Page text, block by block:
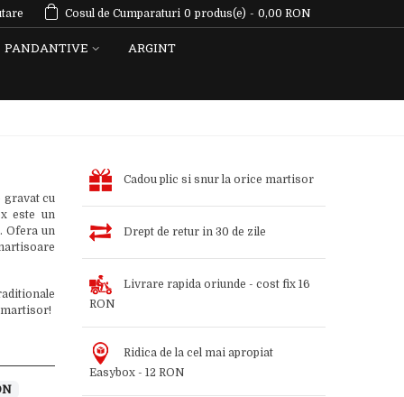
Cosul de Cumparaturi 0 produs(e) - 0,00 RON
PANDANTIVE
ARGINT
gravat cu
este un
Ofera un
martisor!
Cadou plic si snur la orice martisor
Drept de retur in 30 de zile
Livrare rapida oriunde - cost fix 16
RON
Ridica de la cel mai apropiat
Easybox - 12 RON